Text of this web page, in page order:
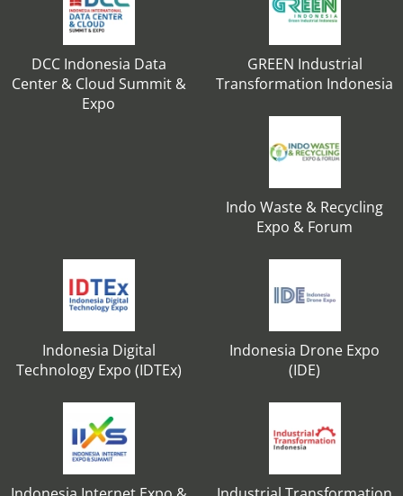
DCC Indonesia Data
Center & Cloud Summit &
Expo
GREEN Industrial
Transformation Indonesia
Indo Waste & Recycling
Expo & Forum
Indonesia Digital
Technology Expo (IDTEx)
Indonesia Drone Expo
(IDE)